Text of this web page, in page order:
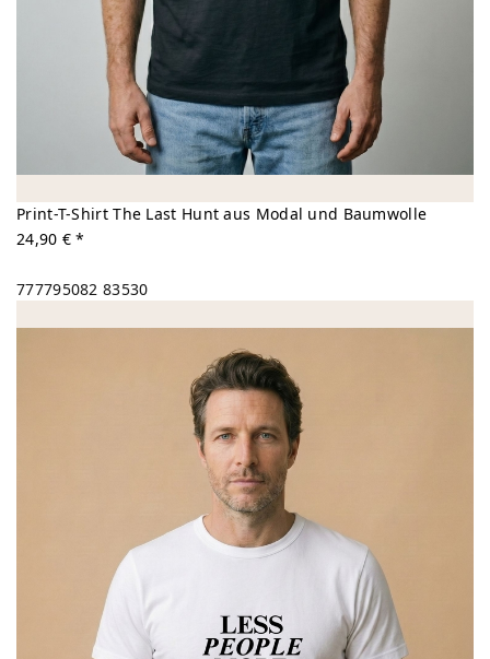
Print-T-Shirt The Last Hunt aus Modal und Baumwolle
24,90 € *
777795082 83530